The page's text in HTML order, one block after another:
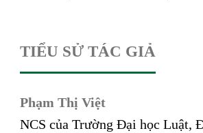
TIỂU SỬ TÁC GIẢ
Phạm Thị Việt
NCS của Trường Đại học Luật,